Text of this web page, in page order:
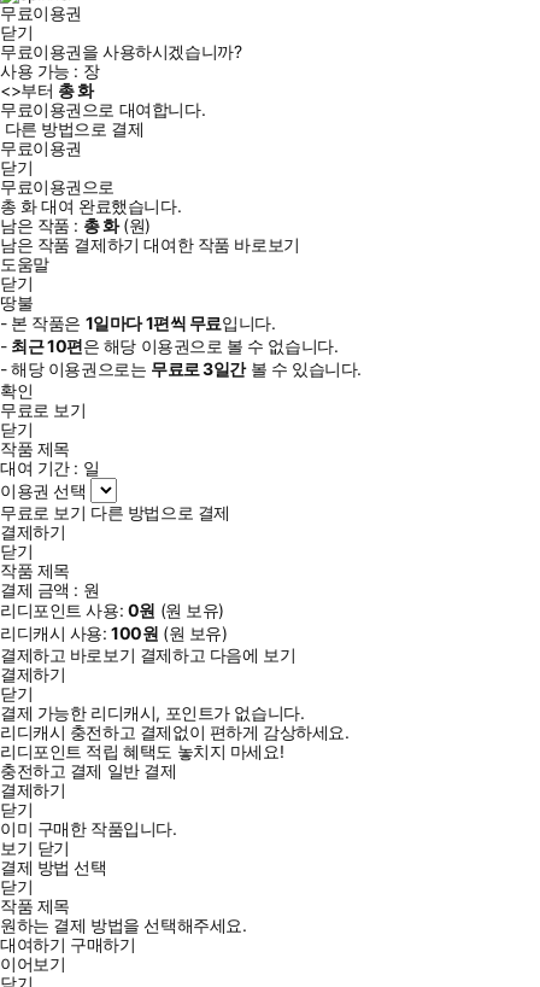
무료이용권
닫기
무료이용권을 사용하시겠습니까?
사용 가능 : 장
<>부터 총화
무료이용권으로 대여합니다.
다른 방법으로 결제
무료이용권
닫기
무료이용권으로
총 화대여 완료했습니다.
남은 작품 : 총화(원)
남은 작품 결제하기 대여한 작품 바로보기
도움말
닫기
땅불
- 본 작품은 1일마다1편씩 무료입니다.
- 최근10편은 해당 이용권으로 볼 수 없습니다.
- 해당 이용권으로는 무료로3일간볼 수 있습니다.
확인
무료로 보기
닫기
작품 제목
대여 기간 : 일
이용권 선택
무료로 보기 다른 방법으로 결제
결제하기
닫기
작품 제목
결제 금액 : 원
리디포인트 사용: 0원 (원 보유)
리디캐시 사용:100원 (원 보유)
결제하고 바로보기 결제하고 다음에 보기
결제하기
닫기
결제 가능한 리디캐시, 포인트가 없습니다.
리디캐시 충전하고 결제없이 편하게 감상하세요.
리디포인트 적립 혜택도 놓치지 마세요!
충전하고 결제 일반 결제
결제하기
닫기
이미 구매한 작품입니다.
보기 닫기
결제 방법 선택
닫기
작품 제목
원하는 결제 방법을 선택해주세요.
대여하기 구매하기
이어보기
닫기